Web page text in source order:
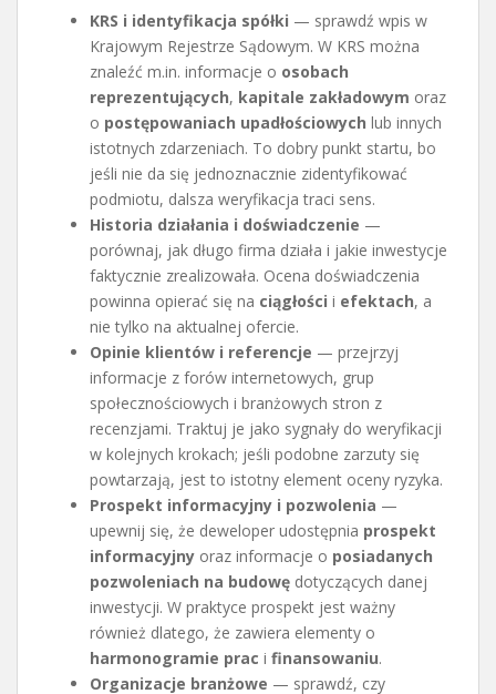
KRS i identyfikacja spółki — sprawdź wpis w
Krajowym Rejestrze Sądowym. W KRS można
znaleźć m.in. informacje o osobach
reprezentujących, kapitale zakładowym oraz
o postępowaniach upadłościowych lub innych
istotnych zdarzeniach. To dobry punkt startu, bo
jeśli nie da się jednoznacznie zidentyfikować
podmiotu, dalsza weryfikacja traci sens.
Historia działania i doświadczenie —
porównaj, jak długo firma działa i jakie inwestycje
faktycznie zrealizowała. Ocena doświadczenia
powinna opierać się na ciągłości i efektach, a
nie tylko na aktualnej ofercie.
Opinie klientów i referencje — przejrzyj
informacje z forów internetowych, grup
społecznościowych i branżowych stron z
recenzjami. Traktuj je jako sygnały do weryfikacji
w kolejnych krokach; jeśli podobne zarzuty się
powtarzają, jest to istotny element oceny ryzyka.
Prospekt informacyjny i pozwolenia —
upewnij się, że deweloper udostępnia prospekt
informacyjny oraz informacje o posiadanych
pozwoleniach na budowę dotyczących danej
inwestycji. W praktyce prospekt jest ważny
również dlatego, że zawiera elementy o
harmonogramie prac i finansowaniu.
Organizacje branżowe — sprawdź, czy